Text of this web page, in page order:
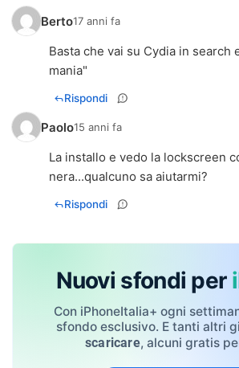
Berto17 anni fa
Basta che vai su Cydia in search
mania"
Rispondi
Paolo15 anni fa
La installo e vedo la lockscreen
nera...qualcuno sa aiutarmi?
Rispondi
Nuovi sfondi per
Con iPhoneItalia+ ogni
sfondo esclusivo. E tanti altri
scaricare, alcuni gratis